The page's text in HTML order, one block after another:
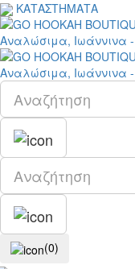
ΚΑΤΑΣΤΗΜΑΤΑ
(0)